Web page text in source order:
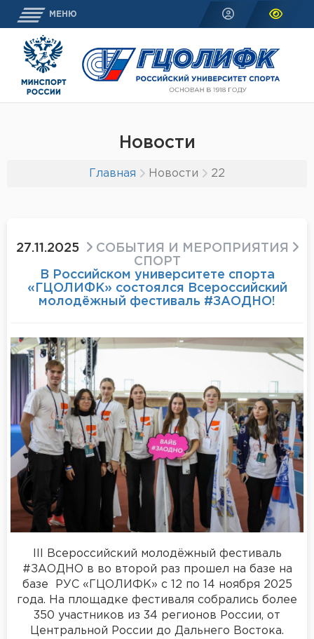
МЕНЮ
Новости
Главная Новости 22
27.11.2025
СОБЫТИЯ И МЕРОПРИЯТИЯ
СПОРТ
В Российском университете спорта
«ГЦОЛИФК» состоялся Всероссийский
молодёжный фестиваль #ЗАОДНО!
III Всероссийский молодёжный фестиваль
#ЗАОДНО в во второй раз прошел на базе на
базе РУС «ГЦОЛИФК» с 12 по 14 ноября 2025
года. На площадке фестиваля собрались более
350 участников из 34 регионов России, от
Центральной России до Дальнего Востока.